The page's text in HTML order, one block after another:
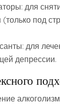
для
под
для
депрессии.